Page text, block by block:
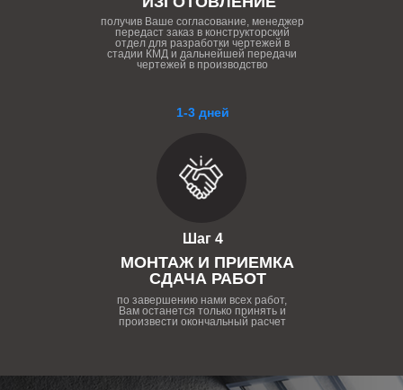
1-3 дней
Шаг 4
МОНТАЖ И ПРИЕМКА
СДАЧА РАБОТ
по завершению нами всех работ,
Вам останется только принять и
произвести окончальный расчет
получив Ваше согласование, менеджер
передаст заказ в конструкторский
отдел для разработки чертежей в
стадии КМД и дальнейшей передачи
чертежей в производство